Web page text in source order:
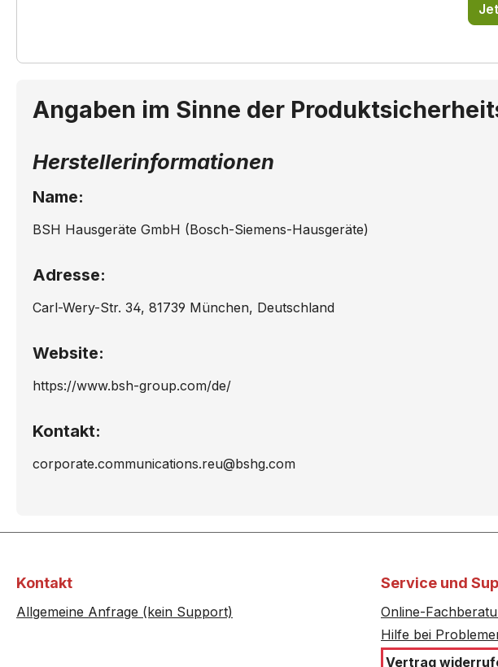
Angaben im Sinne der
Herstellerinformationen
Name:
BSH Hausgeräte GmbH (Bosch-Siemens-Hausgeräte)
Adresse:
Carl-Wery-Str. 34, 81739 München, Deutschland
Website:
https://www.bsh-group.com/de/
Kontakt:
corporate.communications.reu@bshg.com
Kontakt
Allgemeine Anfrage (kein Support)
Service und
Online-
Hilfe bei
Vertrag